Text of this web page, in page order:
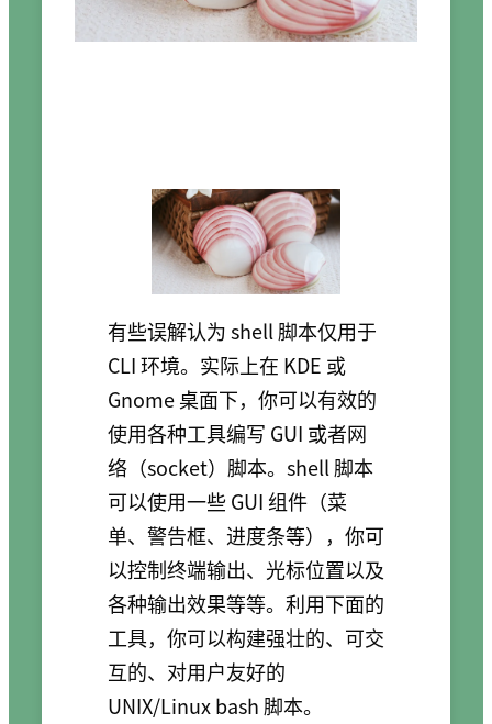
有些误解认为 shell 脚本仅用于
CLI 环境。实际上在 KDE 或
Gnome 桌面下，你可以有效的
使用各种工具编写 GUI 或者网
络（socket）脚本。shell 脚本
可以使用一些 GUI 组件（菜
单、警告框、进度条等），你可
以控制终端输出、光标位置以及
各种输出效果等等。利用下面的
工具，你可以构建强壮的、可交
互的、对用户友好的
UNIX/Linux bash 脚本。